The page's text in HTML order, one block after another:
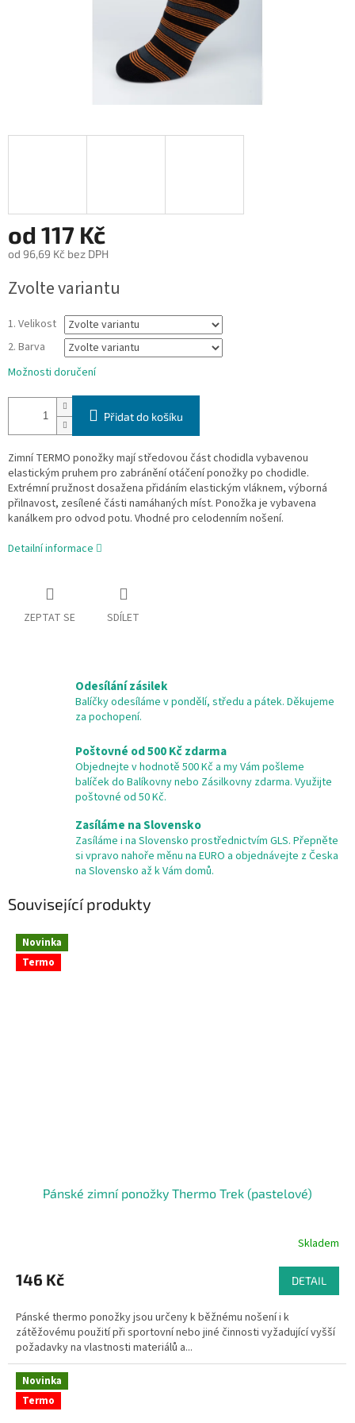
od 117 Kč
od 96,69 Kč bez DPH
cena:
Zvolte variantu
1. Velikost
2. Barva
Možnosti doručení
Přidat do košíku
Zimní TERMO ponožky mají středovou část chodidla vybavenou
elastickým pruhem pro zabránění otáčení ponožky po chodidle.
Extrémní pružnost dosažena přidáním elastickým vláknem, výborná
přilnavost, zesílené části namáhaných míst. Ponožka je vybavena
kanálkem pro odvod potu. Vhodné pro celodenním nošení.
Detailní informace
ZEPTAT SE SDÍLET
Odesílání zásilek
Balíčky odesíláme v pondělí, středu a pátek. Děkujeme
za pochopení.
Poštovné od 500 Kč zdarma
Objednejte v hodnotě 500 Kč a my Vám pošleme
balíček do Balíkovny nebo Zásilkovny zdarma. Využijte
poštovné od 50 Kč.
Zasíláme na Slovensko
Zasíláme i na Slovensko prostřednictvím GLS. Přepněte
si vpravo nahoře měnu na EURO a objednávejte z Česka
na Slovensko až k Vám domů.
Související produkty
Novinka
Termo
Pánské zimní ponožky Thermo Trek (pastelové)
Skladem
146 Kč DETAIL
Pánské thermo ponožky jsou určeny k běžnému nošení i k
zátěžovému použití při sportovní nebo jiné činnosti vyžadující vyšší
požadavky na vlastnosti materiálů a...
Novinka
Termo